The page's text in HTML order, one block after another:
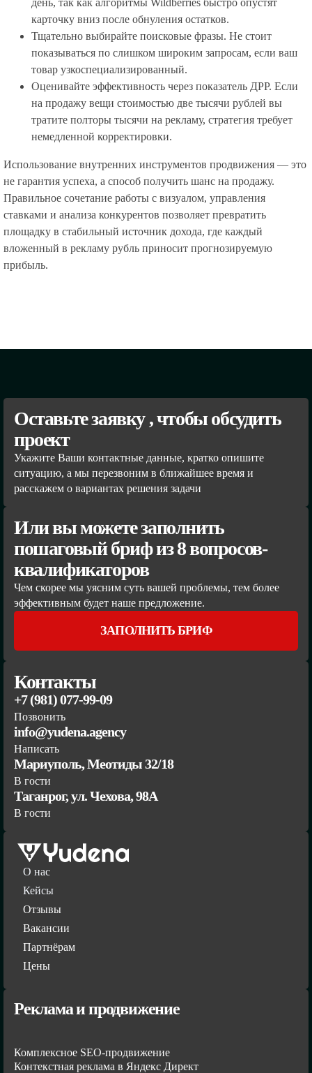
день, так как алгоритмы Wildberries быстро опустят
карточку вниз после обнуления остатков.
Тщательно выбирайте поисковые фразы. Не стоит
показываться по слишком широким запросам, если ваш
товар узкоспециализированный.
Оценивайте эффективность через показатель ДРР. Если
на продажу вещи стоимостью две тысячи рублей вы
тратите полторы тысячи на рекламу, стратегия требует
немедленной корректировки.
Использование внутренних инструментов продвижения — это
не гарантия успеха, а способ получить шанс на продажу.
Правильное сочетание работы с визуалом, управления
ставками и анализа конкурентов позволяет превратить
площадку в стабильный источник дохода, где каждый
вложенный в рекламу рубль приносит прогнозируемую
прибыль.
Оставьте заявку , чтобы обсудить
проект
Укажите Ваши контактные данные, кратко опишите
ситуацию, а мы перезвоним в ближайшее время и
расскажем о вариантах решения задачи
Или вы можете заполнить
пошаговый бриф из 8 вопросов-
квалификаторов
Чем скорее мы уясним суть вашей проблемы, тем более
эффективным будет наше предложение.
ЗАПОЛНИТЬ БРИФ
Контакты
+7 (981) 077-99-09
Позвонить
info@yudena.agency
Написать
Мариуполь, Меотиды 32/18
В гости
Таганрог, ул. Чехова, 98А
В гости
О нас
Кейсы
Отзывы
Вакансии
Партнёрам
Цены
Реклама и продвижение
Комплексное SEO-продвижение
Контекстная реклама в Яндекс Директ